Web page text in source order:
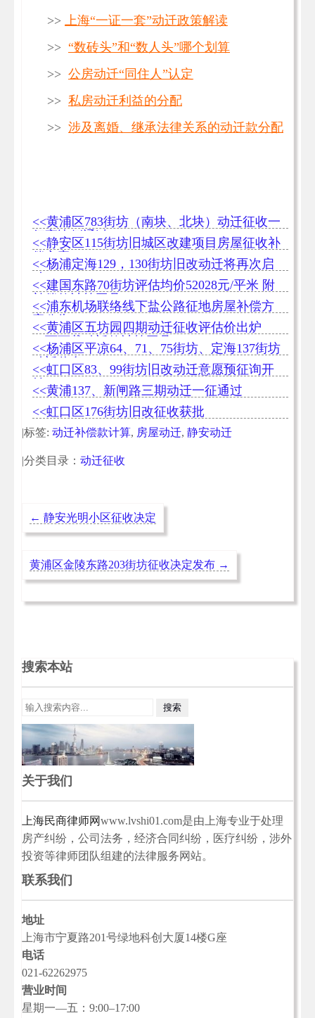
>> 上海“一证一套”动迁政策解读
>> “数砖头”和“数人头”哪个划算
>> 公房动迁“同住人”认定
>> 私房动迁利益的分配
>> 涉及离婚、继承法律关系的动迁款分配
<<黄浦区783街坊（南块、北块）动迁征收一
征高比例通过
<<静安区115街坊旧城区改建项目房屋征收补
偿方案
<<杨浦定海129，130街坊旧改动迁将再次启
<<建国东路70街坊评估均价52028元/平米 附
补偿款计算工具
<<浦东机场联络线下盐公路征地房屋补偿方
案公告
<<黄浦区五坊园四期动迁征收评估价出炉
（可下载动迁款计算工具）
<<杨浦区平凉64、71、75街坊、定海137街坊
动迁信息
<<虹口区83、99街坊旧改动迁意愿预征询开
<<黄浦137、新闸路三期动迁一征通过
<<虹口区176街坊旧改征收获批
|标签: 动迁补偿款计算, 房屋动迁, 静安动迁
|分类目录： 动迁征收
← 静安光明小区征收决定
黄浦区金陵东路203街坊征收决定发布 →
搜索本站
关于我们
上海民商律师网www.lvshi01.com是由上海专业于处理
房产纠纷，公司法务，经济合同纠纷，医疗纠纷，涉外
投资等律师团队组建的法律服务网站。
联系我们
地址
上海市宁夏路201号绿地科创大厦14楼G座
电话
021-62262975
营业时间
星期一—五：9:00–17:00